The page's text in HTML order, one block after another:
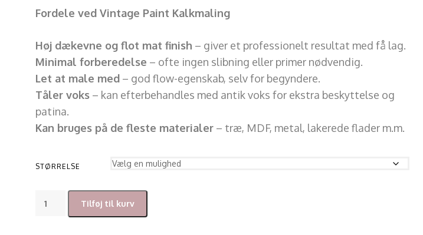
Fordele ved Vintage Paint Kalkmaling
Høj dækevne og flot mat finish – giver et professionelt resultat med få lag.
Minimal forberedelse – ofte ingen slibning eller primer nødvendig.
Let at male med – god flow-egenskab, selv for begyndere.
Tåler voks – kan efterbehandles med antik voks for ekstra beskyttelse og
patina.
Kan bruges på de fleste materialer – træ, MDF, metal, lakerede flader m.m.
STØRRELSE
Tilføj til kurv